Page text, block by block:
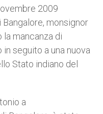
2009
Bangalore, monsignor
la mancanza di
seguito a una nuova
Stato indiano del
a